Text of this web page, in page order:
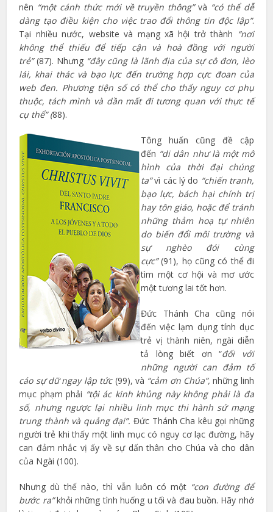
nên “một cánh thức mới về truyền thông”và “có thể dễ
dàng tạo điều kiện cho việc trao đổi thông tin độc lập”.
Tại nhiều nước, website và mạng xã hội trở thành “nơi
không thể thiếu để tiếp cận và hoà đồng với người
trẻ”(87). Nhưng “đây cũng là lãnh địa của sự cô đơn, lèo
lái, khai thác và bạo lực đến trường hợp cực đoan của
web đen. Phương tiện số có thể cho thấy nguy cơ phụ
thuộc, tách mình và dần mất đi tương quan với thực tế
cụ thể” (88).
Tông huấn cũng đề cập
đến “di dân như là một mô
hình của thời đại chúng
ta”vì các lý do “chiến tranh,
bạo lực, bách hại chính trị
hay tôn giáo, hoặc để tránh
những thảm hoạ tự nhiên
do biến đổi môi trường và
sự nghèo đói cùng
cực”(91), họ cũng có thể đi
tìm một cơ hội và mơ ước
một tương lai tốt hơn.
Đức Thánh Cha cũng nói
đến việc lạm dụng tính dục
trẻ vị thành niên, ngài diễn
tả lòng biết ơn “đối với
những người can đảm tố
cáo sự dữ ngay lập tức (99), và “cảm ơn Chúa”,những linh
mục phạm phải “tội ác kinh khủng này không phải là đa
số, nhưng ngược lại nhiều linh mục thi hành sứ mạng
trung thành và quảng đại”. Đức Thánh Cha kêu gọi những
người trẻ khi thấy một linh mục có nguy cơ lạc đường, hãy
can đảm nhắc vị ấy về sự dấn thân cho Chúa và cho dân
của Ngài (100).
Nhưng dù thế nào, thì vẫn luôn có một “con đường để
bước ra”khỏi những tình huống u tối và đau buồn. Hãy nhớ